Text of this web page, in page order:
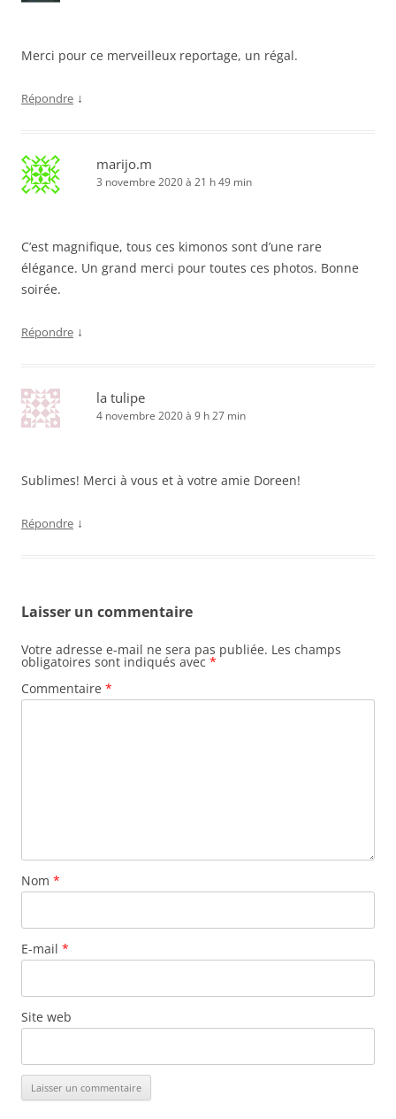
Merci pour ce merveilleux reportage, un régal.
Répondre ↓
marijo.m
3 novembre 2020 à 21 h 49 min
C’est magnifique, tous ces kimonos sont d’une rare
élégance. Un grand merci pour toutes ces photos. Bonne
soirée.
Répondre ↓
la tulipe
4 novembre 2020 à 9 h 27 min
Sublimes! Merci à vous et à votre amie Doreen!
Répondre ↓
Laisser un commentaire
Votre adresse e-mail ne sera pas publiée. Les champs
obligatoires sont indiqués avec *
Commentaire *
Nom *
E-mail *
Site web